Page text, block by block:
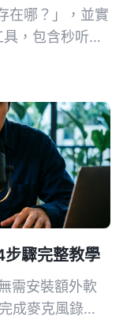
在哪？」，並實
，包含秒听录
驟完整教學
需安裝額外軟
成麥克風錄